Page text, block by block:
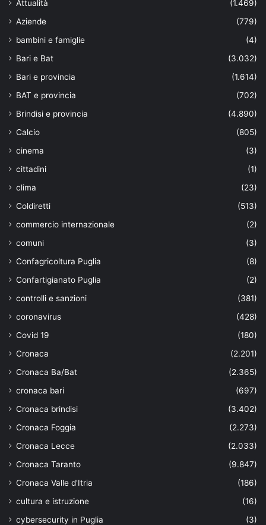
Attualità
(1.469)
Aziende
(779)
bambini e famiglie
(4)
Bari e Bat
(3.032)
Bari e provincia
(1.614)
BAT e provincia
(702)
Brindisi e provincia
(4.890)
Calcio
(805)
cinema
(3)
cittadini
(1)
clima
(23)
Coldiretti
(513)
commercio internazionale
(2)
comuni
(3)
Confagricoltura Puglia
(8)
Confartigianato Puglia
(2)
controlli e sanzioni
(381)
coronavirus
(428)
Covid 19
(180)
Cronaca
(2.201)
Cronaca Ba/Bat
(2.365)
cronaca bari
(697)
Cronaca brindisi
(3.402)
Cronaca Foggia
(2.273)
Cronaca Lecce
(2.033)
Cronaca Taranto
(9.847)
Cronaca Valle d'Itria
(186)
cultura e istruzione
(16)
cybersecurity in Puglia
(3)